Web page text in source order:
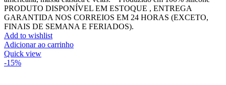
PRODUTO DISPONÍVEL EM ESTOQUE , ENTREGA
GARANTIDA NOS CORREIOS EM 24 HORAS (EXCETO,
FINAIS DE SEMANA E FERIADOS).
Add to wishlist
Adicionar ao carrinho
Quick view
-15%